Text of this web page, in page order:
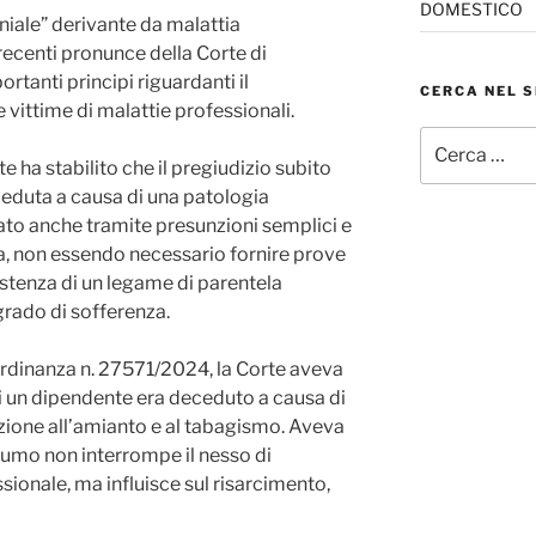
derivante da malattia
pronunce della Corte di
principi riguardanti il
vittime di malattie professionali.
ha stabilito che il pregiudizio subito
a causa di una patologia
anche tramite presunzioni semplici e
non essendo necessario fornire prove
di un legame di parentela
di sofferenza.
n. 27571/2024, la Corte aveva
dipendente era deceduto a causa di
all’amianto e al tabagismo. Aveva
non interrompe il nesso di
ma influisce sul risarcimento,
DOMESTICO
CERCA NEL